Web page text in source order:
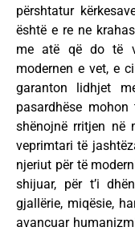
përshtatur
është e re ne
me atë që do të
modernen e vet, e
garanton lidhjet
pasardhëse
shënojnë rritjen në
veprimtari të
njeriut për të
shijuar, për t’i
gjallërie, miqësie,
avancuar